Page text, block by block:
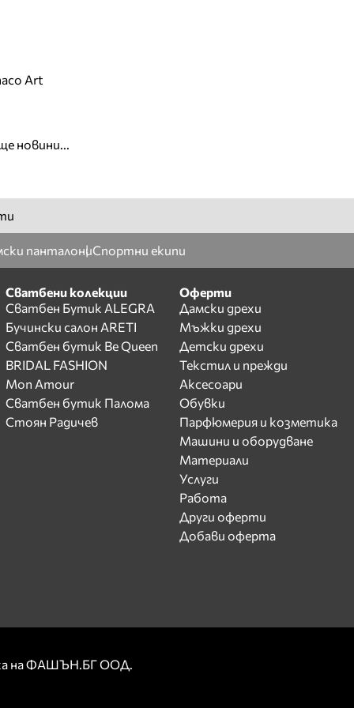
Art
новини...
панталониСпортни екипи
Сватбени колекции
Сватбен Бутик ALEGRA
Бучински салон ARETI
Сватбен бутик Be Queen
BRIDAL FASHION
Mon Amour
Сватбен бутик Палома
Стоян Радичев
Оферти
Дамски дрехи
Мъжки дрехи
Детски дрехи
Текстил и прежди
Аксесоари
Обувки
Парфюмерия и козметика
Машини и оборудване
Материали
Услуги
Работа
Други оферти
Добави оферта
на ФАШЪН.БГ ООД.